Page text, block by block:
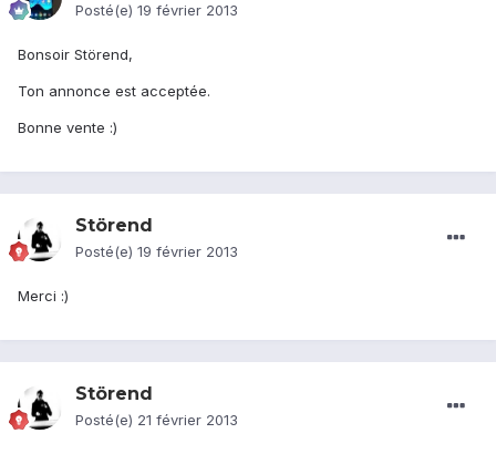
Posté(e) 19 février 2013
Bonsoir Störend,
Ton annonce est acceptée.
Bonne vente :)
Störend
Posté(e) 19 février 2013
Merci :)
Störend
Posté(e) 21 février 2013